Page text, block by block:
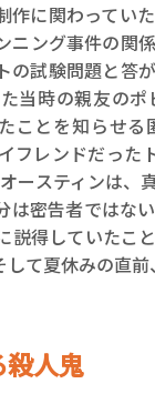
に関わってい
ニング事件の関
試験問題と答
当時の親友の
ことを知らせ
フレンドだった
ースティンは、
密告者ではな
説得していたこ
て夏休みの直
人鬼